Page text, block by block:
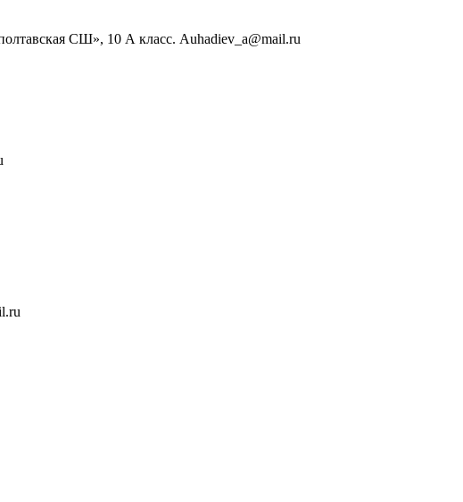
СШ», 10 А класс. Auhadiev_a@mail.ru